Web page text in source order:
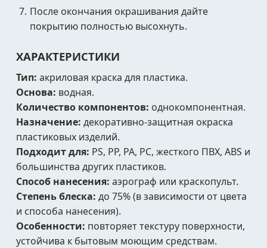
После окончания окрашивания дайте
покрытию полностью высохнуть.
ХАРАКТЕРИСТИКИ
Тип: акриловая краска для пластика.
Основа: водная.
Количество компонентов: однокомпонентная.
Назначение: декоративно-защитная окраска
пластиковых изделий.
Подходит для: PS, PP, PA, PC, жесткого ПВХ, ABS и
большинства других пластиков.
Способ нанесения: аэрограф или краскопульт.
Степень блеска: до 75% (в зависимости от цвета
и способа нанесения).
Особенности: повторяет текстуру поверхности,
устойчива к бытовым моющим средствам.